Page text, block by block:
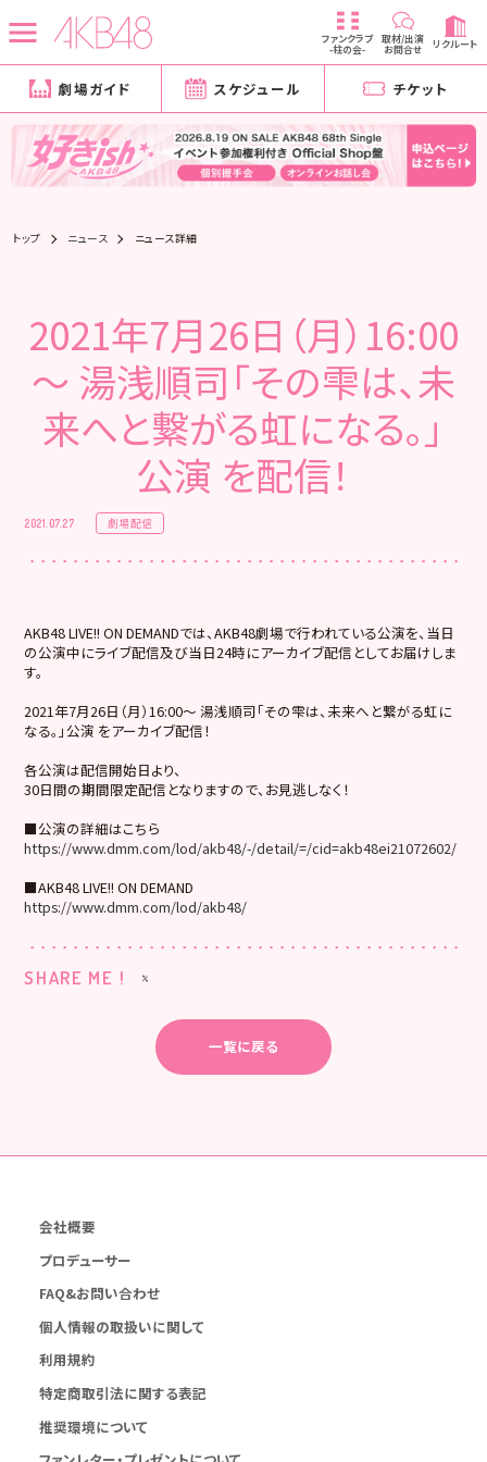
ファンクラブ
-柱の会-
取材/出演
お問合せ リクルート
劇場ガイド スケジュール チケット
トップ ニュース ニュース詳細
2021年7月26日（月）16:00
～ 湯浅順司「その雫は、未
来へと繋がる虹になる。」
公演 を配信！
2021.07.27 劇場配信
AKB48 LIVE!! ON DEMANDでは、AKB48劇場で行われている公演を、当日
の公演中にライブ配信及び当日24時にアーカイブ配信としてお届けしま
す。
2021年7月26日（月）16:00～ 湯浅順司「その雫は、未来へと繋がる虹に
なる。」公演 をアーカイブ配信！
各公演は配信開始日より、
30日間の期間限定配信となりますので、お見逃しなく！
■公演の詳細はこちら
https://www.dmm.com/lod/akb48/-/detail/=/cid=akb48ei21072602/
■AKB48 LIVE!! ON DEMAND
https://www.dmm.com/lod/akb48/
SHARE ME !
一覧に戻る
会社概要
プロデューサー
FAQ&お問い合わせ
個人情報の取扱いに関して
利用規約
特定商取引法に関する表記
推奨環境について